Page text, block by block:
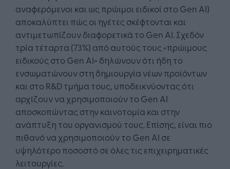
αναφερόμενοι και ως πρώιμοι ειδικοί στο Gen AI)
αποκαλύπτει πώς οι ηγέτες σκέφτονται και
αντιμετωπίζουν διαφορετικά το Gen AI. Σχεδόν
τρία τέταρτα (73%) από αυτούς τους «πρώιμους
ειδικούς στο Gen AI» δηλώνουν ότι ήδη το
ενσωματώνουν στη δημιουργία νέων προϊόντων
και στο R&D τμήμα τους, υποδεικνύοντας ότι
αρχίζουν να χρησιμοποιούν το Gen AI
αποσκοπώντας στην καινοτομία και στην
ανάπτυξη του οργανισμού τους. Επίσης, είναι πιο
πιθανό να χρησιμοποιούν το Gen AI σε
υψηλότερο ποσοστό σε όλες τις επιχειρηματικές
λειτουργίες.